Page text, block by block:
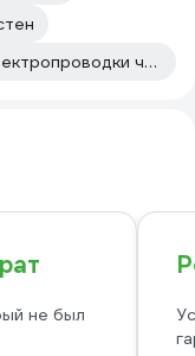
Распределительные коробки для электропроводки черные
не был